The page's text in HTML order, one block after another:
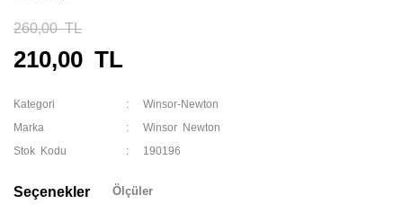
260,00 TL
210,00 TL
Kategori Winsor-Newton
Marka Winsor Newton
Stok Kodu 190196
Seçenekler Ölçüler